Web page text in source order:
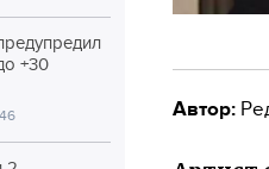
+30
Автор: